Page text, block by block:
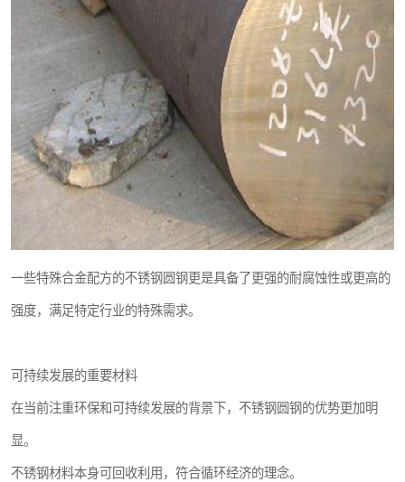
一些特殊合金配方的不锈钢圆钢更是具备了更强的耐腐蚀性或更高的
强度，满足特定行业的特殊需求。
可持续发展的重要材料
在当前注重环保和可持续发展的背景下，不锈钢圆钢的优势更加明
显。
不锈钢材料本身可回收利用，符合循环经济的理念。